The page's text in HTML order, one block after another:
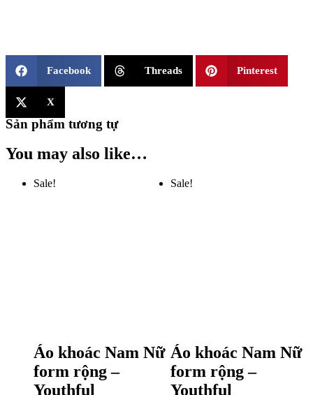
Facebook Threads Pinterest
X
Sản phẩm tương tự
You may also like…
Sale!
Áo khoác Nam Nữ
form rộng –
Youthful
Sale!
Áo khoác Nam Nữ
form rộng –
Youthful